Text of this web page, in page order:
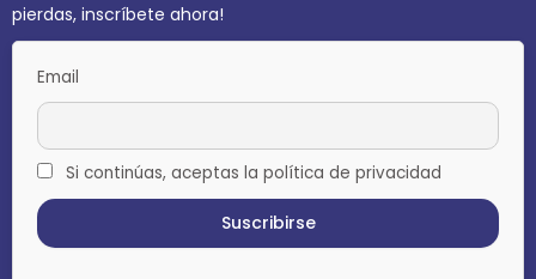
pierdas, inscríbete ahora!
Email
Si continúas, aceptas la política de privacidad